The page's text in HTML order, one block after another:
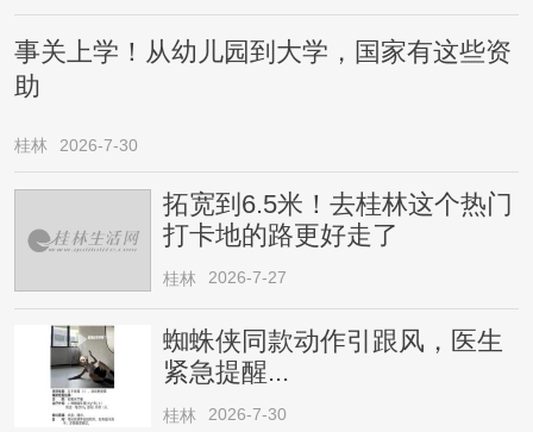
事关上学！从幼儿园到大学，国家有这些资
助
桂林 2026-7-30
拓宽到6.5米！去桂林这个热门
打卡地的路更好走了
桂林 2026-7-27
蜘蛛侠同款动作引跟风，医生
紧急提醒...
桂林 2026-7-30